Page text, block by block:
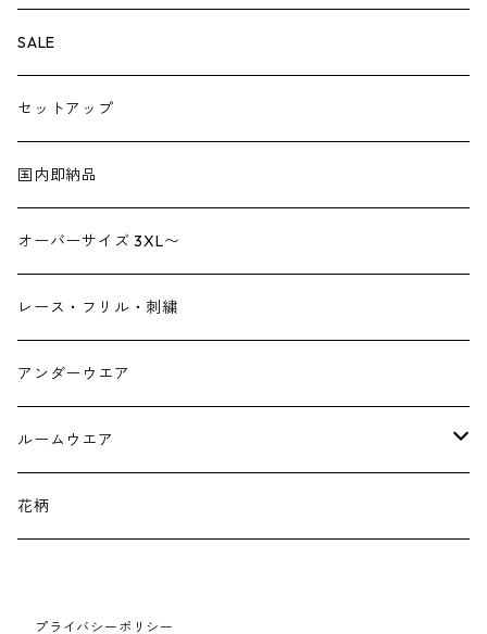
ペチパンツ
サロペット
ジャンプスーツ
デニム
バック
トートバック
ショルダーバック
シューズ
ブーツ
パンプス
帽子
ヘアーアクセサリー
ストール
つけ襟
イヤリング・ピアス
ネックレス・ブローチ
SALE
セットアップ
国内即納品
オーバーサイズ 3XL〜
レース・フリル・刺繍
アンダーウエア
ルームウエア
パジャマ
花柄
プライバシーポリシー